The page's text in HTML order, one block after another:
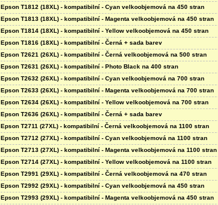
Epson T1812 (18XL) - kompatibilní - Cyan velkoobjemová na 450 stran
Epson T1813 (18XL) - kompatibilní - Magenta velkoobjemová na 450 stran
Epson T1814 (18XL) - kompatibilní - Yellow velkoobjemová na 450 stran
Epson T1816 (18XL) - kompatibilní - Černá + sada barev
Epson T2621 (26XL) - kompatibilní - Černá velkoobjemová na 500 stran
Epson T2631 (26XL) - kompatibilní - Photo Black na 400 stran
Epson T2632 (26XL) - kompatibilní - Cyan velkoobjemová na 700 stran
Epson T2633 (26XL) - kompatibilní - Magenta velkoobjemová na 700 stran
Epson T2634 (26XL) - kompatibilní - Yellow velkoobjemová na 700 stran
Epson T2636 (26XL) - kompatibilní - Černá + sada barev
Epson T2711 (27XL) - kompatibilní - Černá velkoobjemová na 1100 stran
Epson T2712 (27XL) - kompatibilní - Cyan velkoobjemová na 1100 stran
Epson T2713 (27XL) - kompatibilní - Magenta velkoobjemová na 1100 stran
Epson T2714 (27XL) - kompatibilní - Yellow velkoobjemová na 1100 stran
Epson T2991 (29XL) - kompatibilní - Černá velkoobjemová na 470 stran
Epson T2992 (29XL) - kompatibilní - Cyan velkoobjemová na 450 stran
Epson T2993 (29XL) - kompatibilní - Magenta velkoobjemová na 450 stran